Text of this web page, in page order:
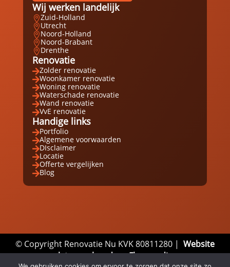
Wij werken landelijk
Zuid-Holland
Utrecht
Noord-Holland
Noord-Brabant
Drenthe
Renovatie
Zolder renovatie
Woonkamer renovatie
Woning renovatie
Waterschade renovatie
Wand renovatie
VvE renovatie
Handige links
Portfolio
Algemene voorwaarden
DIsclaimer
Locatie
Offerte vergelijken
Blog
© Copyright Renovatie Nu KVK 80811280 | Website
laten maken door Flexamedia